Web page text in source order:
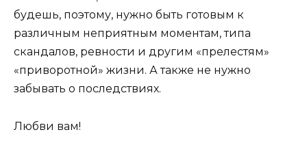
будешь, поэтому, нужно быть готовым к
различным неприятным моментам, типа
скандалов, ревности и другим «прелестям»
«приворотной» жизни. А также не нужно
забывать о последствиях.
Любви вам!